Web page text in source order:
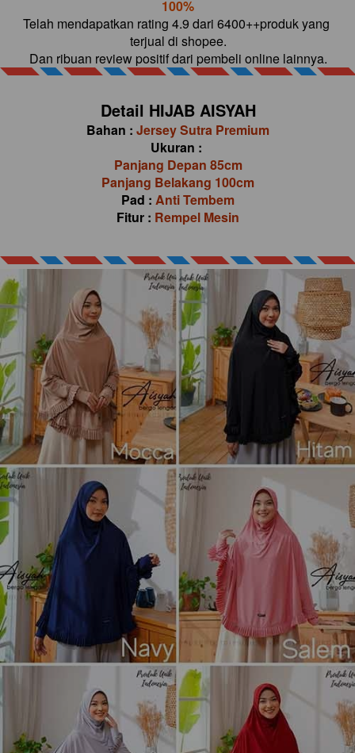
100%
Telah mendapatkan rating 4.9 dari 6400++produk yang
terjual di shopee.
Dan ribuan review positif dari pembeli online lainnya.
Detail HIJAB AISYAH
Bahan : Jersey Sutra Premium
Ukuran :
Panjang Depan 85cm
Panjang Belakang 100cm
Pad : Anti Tembem
Fitur : Rempel Mesin